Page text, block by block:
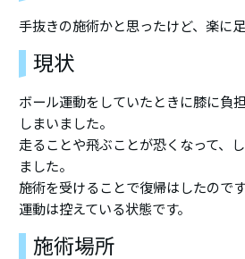
手抜きの施術かと思ったけど、楽に
現状
ボール運動をしていたときに膝に負
しまいました。
走ることや飛ぶことが恐くなって、
ました。
施術を受けることで復帰はしたので
運動は控えている状態です。
施術場所